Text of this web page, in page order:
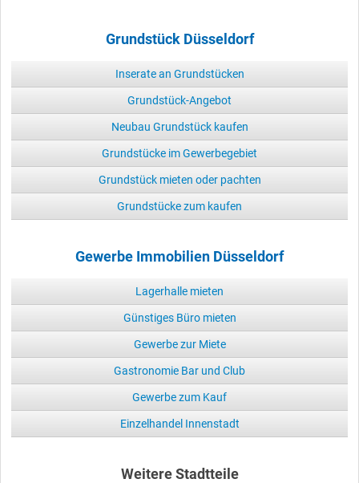
Grundstück Düsseldorf
Inserate an Grundstücken
Grundstück-Angebot
Neubau Grundstück kaufen
Grundstücke im Gewerbegebiet
Grundstück mieten oder pachten
Grundstücke zum kaufen
Gewerbe Immobilien Düsseldorf
Lagerhalle mieten
Günstiges Büro mieten
Gewerbe zur Miete
Gastronomie Bar und Club
Gewerbe zum Kauf
Einzelhandel Innenstadt
Weitere Stadtteile